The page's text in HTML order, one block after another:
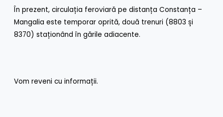
În prezent, circulația feroviară pe distanța Constanța –
Mangalia este temporar oprită, două trenuri (8803 și
8370) staționând în gările adiacente.
Vom reveni cu informații.